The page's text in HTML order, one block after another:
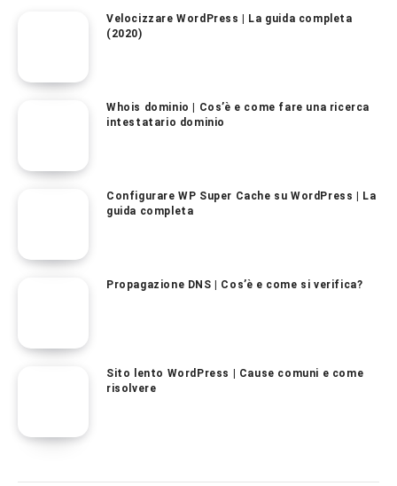
Velocizzare WordPress | La guida completa
(2020)
Whois dominio | Cos’è e come fare una ricerca
intestatario dominio
Configurare WP Super Cache su WordPress | La
guida completa
Propagazione DNS | Cos’è e come si verifica?
Sito lento WordPress | Cause comuni e come
risolvere